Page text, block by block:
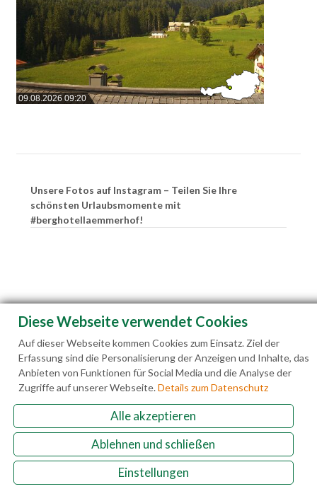
09.08.2026 09:20
Unsere Fotos auf Instagram – Teilen Sie Ihre
schönsten Urlaubsmomente mit
#berghotellaemmerhof!
Familie Hedegger Lämmerhofweg 2 A-5522 St.
Martin a. Tgb.
+43(0)6463 7141
info@laemmerhof.at
www.laemmerhof.at
Datenschutz Impressum
Diese Webseite verwendet Cookies
Auf dieser Webseite kommen Cookies zum Einsatz. Ziel der
Erfassung sind die Personalisierung der Anzeigen und Inhalte, das
Anbieten von Funktionen für Social Media und die Analyse der
Zugriffe auf unserer Webseite.Details zum Datenschutz
Alle akzeptieren
Ablehnen und schließen
Einstellungen